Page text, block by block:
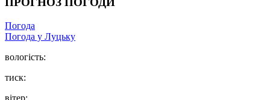
Погода
Погода у Луцьку
вологість:
тиск:
вітер: